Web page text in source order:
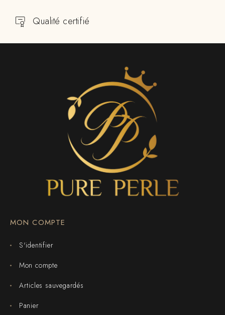
Qualité certifié
MON COMPTE
S'identifier
Mon compte
Articles sauvegardés
Panier